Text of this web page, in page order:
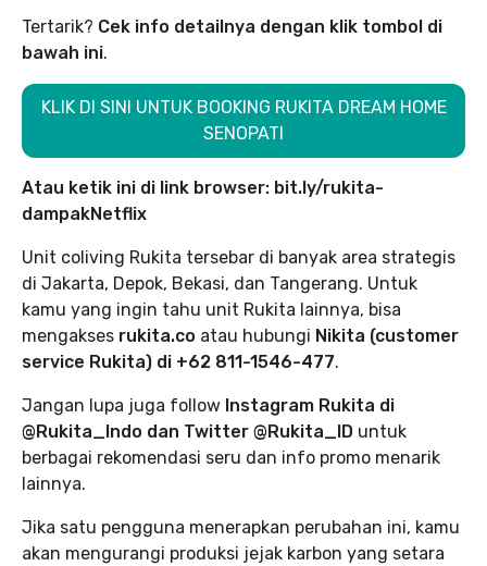
Tertarik? Cek info detailnya dengan klik tombol di
bawah ini.
KLIK DI SINI UNTUK BOOKING RUKITA DREAM HOME
SENOPATI
Atau ketik ini di link browser: bit.ly/rukita-
dampakNetflix
Unit coliving Rukita tersebar di banyak area strategis
di Jakarta, Depok, Bekasi, dan Tangerang. Untuk
kamu yang ingin tahu unit Rukita lainnya, bisa
mengakses rukita.co atau hubungi Nikita (customer
service Rukita) di +62 811-1546-477.
Jangan lupa juga follow Instagram Rukita di
@Rukita_Indo dan Twitter @Rukita_ID untuk
berbagai rekomendasi seru dan info promo menarik
lainnya.
Jika satu pengguna menerapkan perubahan ini, kamu
akan mengurangi produksi jejak karbon yang setara